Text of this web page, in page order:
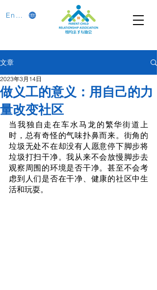
English
文章
做义工的意义：用自己的力
量改变社区
2023年3月14日
当我独自走在车水马龙的繁华街道上
时，总有奇怪的气味扑鼻而来。街角的
垃圾无处不在却没有人愿意停下脚步将
垃圾打扫干净。我从来不会放慢脚步去
观察周围的环境是否干净。甚至不会考
虑到人们是否在干净、健康的社区中生
活和玩耍。